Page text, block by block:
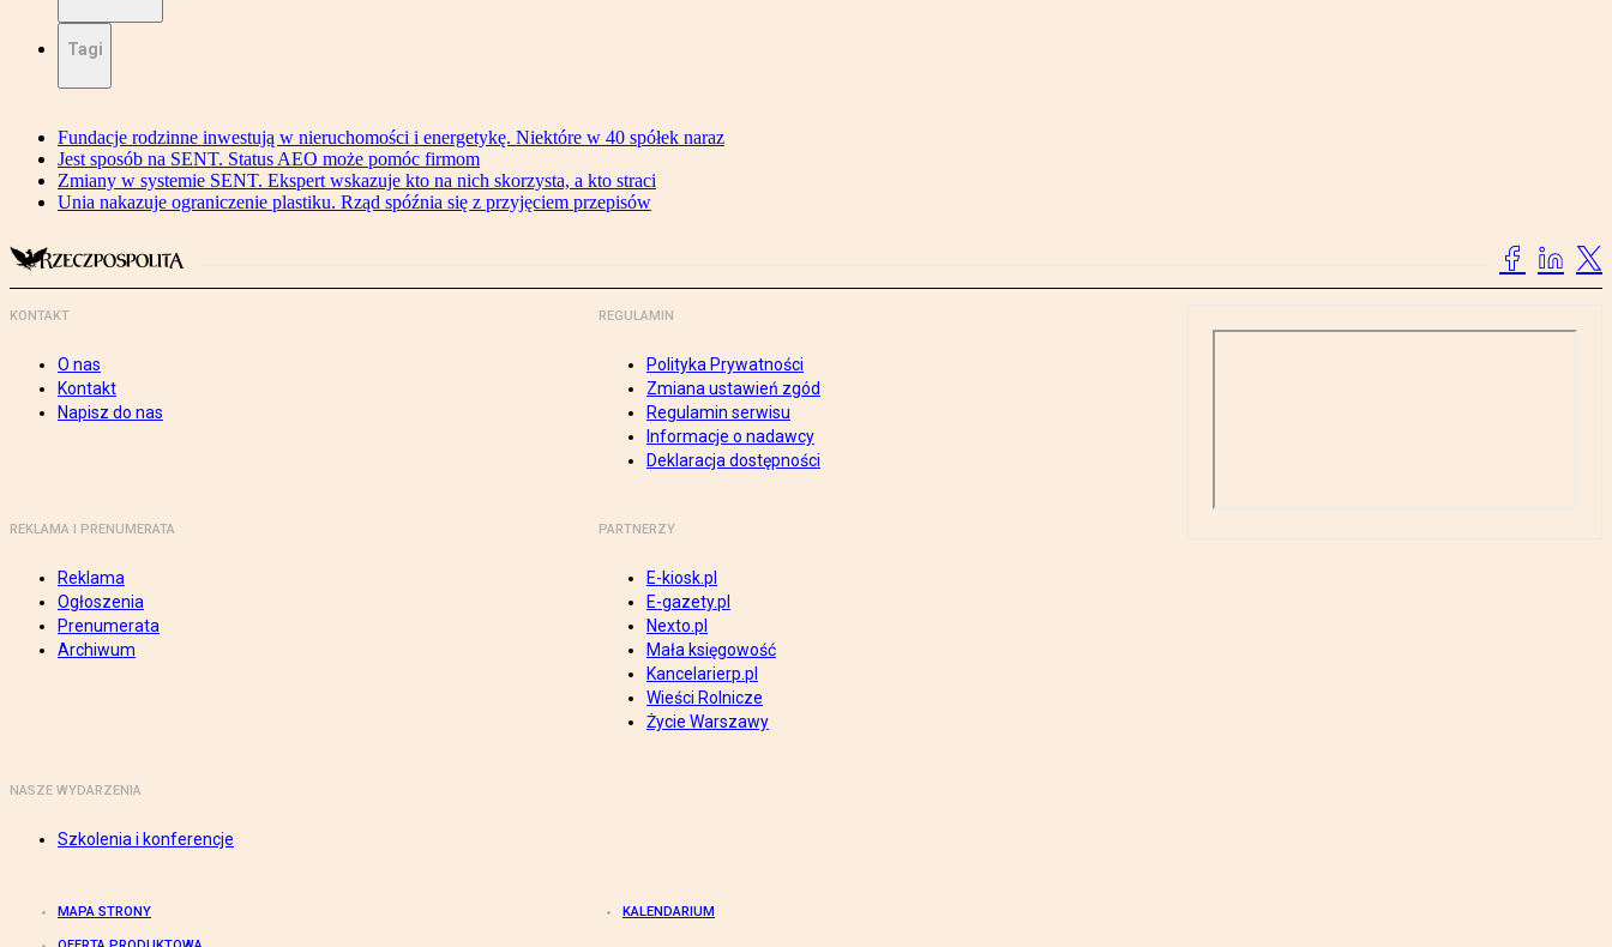
Tagi
Fundacje rodzinne inwestują w nieruchomości i energetykę. Niektóre w 40 spółek naraz
Jest sposób na SENT. Status AEO może pomóc firmom
Zmiany w systemie SENT. Ekspert wskazuje kto na nich skorzysta, a kto straci
Unia nakazuje ograniczenie plastiku. Rząd spóźnia się z przyjęciem przepisów
KONTAKT
O nas
Kontakt
Napisz do nas
REGULAMIN
Polityka Prywatności
Zmiana ustawień zgód
Regulamin serwisu
Informacje o nadawcy
Deklaracja dostępności
REKLAMA I PRENUMERATA
Reklama
Ogłoszenia
Prenumerata
Archiwum
PARTNERZY
E-kiosk.pl
E-gazety.pl
Nexto.pl
Mała księgowość
Kancelarierp.pl
Wieści Rolnicze
Życie Warszawy
NASZE WYDARZENIA
Szkolenia i konferencje
MAPA STRONY KALENDARIUM